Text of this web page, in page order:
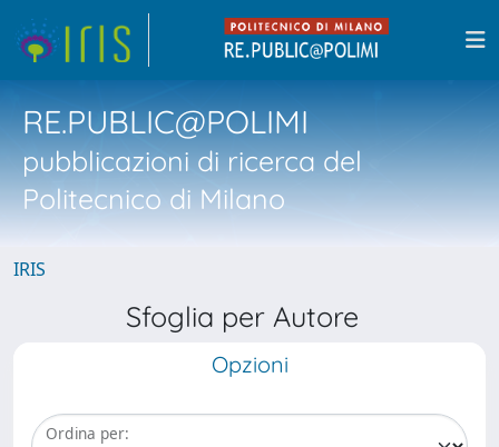
RE.PUBLIC@POLIMI
pubblicazioni di ricerca del
Politecnico di Milano
IRIS
Sfoglia per Autore
Opzioni
Ordina per: